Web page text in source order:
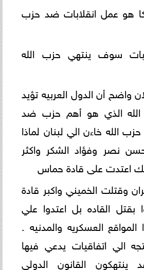
هو عمل انقلابات ضد حزب
سوف ينتهي حزب الله
واضح أن الدول العربيه تؤيد
الذي هو أهم حزب ضد
الله خاءن الي لبنان لماذا
نصر وفؤاد الشكر واكثر
اعتدت على قادة حماس
وقتلت الخميني واكبر قادة
بقتل القاده بل اعتدوا علي
العسكريه والمدنيه .
الي اتفاقيات يدعي فيها
ينتهكون القانون الدولي